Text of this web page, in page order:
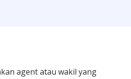
agent atau wakil yang